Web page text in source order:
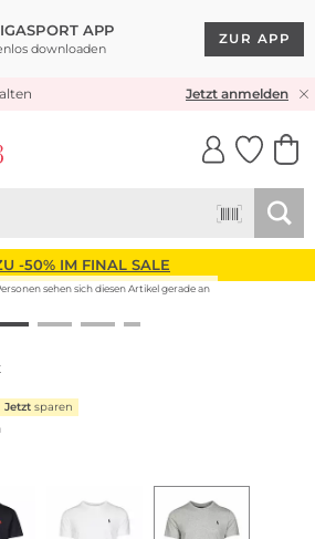
APP
downloaden
ZUR APP
VERSAND* & RÜCKVERSANDJetzt anmelden
-50% IM FINAL SALE
sehen sich diesen Artikel gerade an
Jetzt sparen